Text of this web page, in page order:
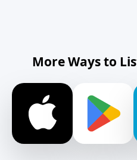
More Ways to